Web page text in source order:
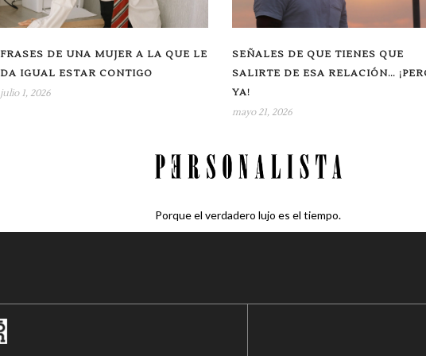
FRASES DE UNA MUJER A LA QUE LE
DA IGUAL ESTAR CONTIGO
julio 1, 2026
SEÑALES DE QUE TIENES QUE
SALIRTE DE ESA RELACIÓN…
YA!
mayo 21, 2026
Porque el verdadero lujo es el tiempo.